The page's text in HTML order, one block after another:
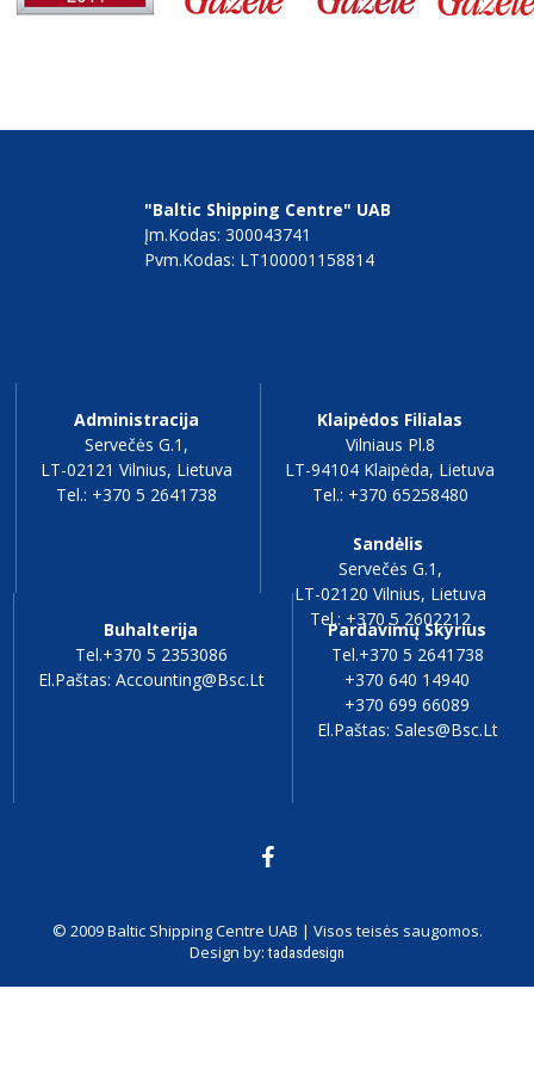
"Baltic Shipping Centre" UAB
Įm.kodas: 300043741
Pvm.kodas: LT100001158814
Administracija
Servečės G.1,
LT-02121 Vilnius, Lietuva
Tel.: +370 5 2641738
Klaipėdos Filialas
Vilniaus Pl.8
LT-94104 Klaipėda, Lietuva
Tel.: +370 65258480
Sandėlis
Servečės G.1,
LT-02120 Vilnius, Lietuva
Tel.: +370 5 2602212
Buhalterija
Tel.+370 5 2353086
El.paštas: Accounting@bsc.lt
Pardavimų Skyrius
Tel.+370 5 2641738
+370 640 14940
+370 699 66089
El.paštas: Sales@bsc.lt
© 2009 Baltic Shipping Centre UAB | Visos teisės saugomos.
Design by:tadasdesign